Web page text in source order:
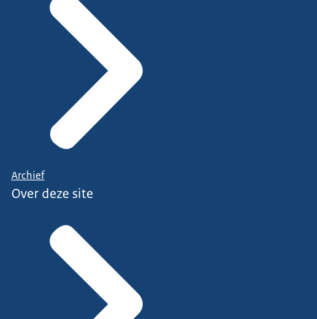
Archief
Over deze site